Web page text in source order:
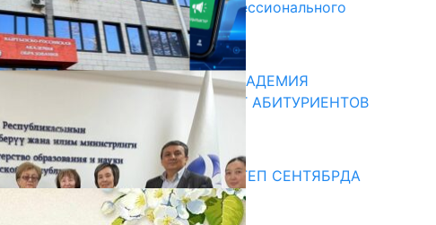
среднего и начального профессионального
образования
13.07.2026
КЫРГЫЗКО-РОССИЙСКАЯ АКАДЕМИЯ
ОБРАЗОВАНИЯ ПРИГЛАШАЕТ АБИТУРИЕНТОВ
10.07.2026
Медиа
СУЗАКТА 750 ОРУНДУУ МЕКТЕП СЕНТЯБРДА
ПАЙДАЛАНУУГА БЕРИЛЕТ
07.08.2025